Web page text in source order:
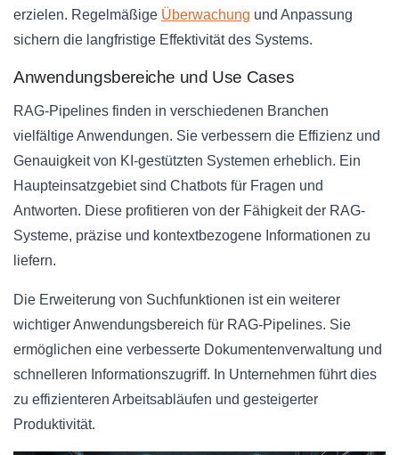
erzielen. Regelmäßige Überwachung und Anpassung
sichern die langfristige Effektivität des Systems.
Anwendungsbereiche und Use Cases
RAG-Pipelines finden in verschiedenen Branchen
vielfältige Anwendungen. Sie verbessern die Effizienz und
Genauigkeit von KI-gestützten Systemen erheblich. Ein
Haupteinsatzgebiet sind Chatbots für Fragen und
Antworten. Diese profitieren von der Fähigkeit der RAG-
Systeme, präzise und kontextbezogene Informationen zu
liefern.
Die Erweiterung von Suchfunktionen ist ein weiterer
wichtiger Anwendungsbereich für RAG-Pipelines. Sie
ermöglichen eine verbesserte Dokumentenverwaltung und
schnelleren Informationszugriff. In Unternehmen führt dies
zu effizienteren Arbeitsabläufen und gesteigerter
Produktivität.